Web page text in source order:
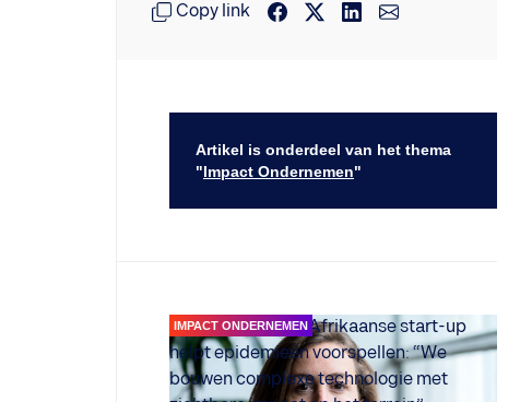
Copy link
Artikel is onderdeel van het thema
"Impact Ondernemen"
IMPACT ONDERNEMEN